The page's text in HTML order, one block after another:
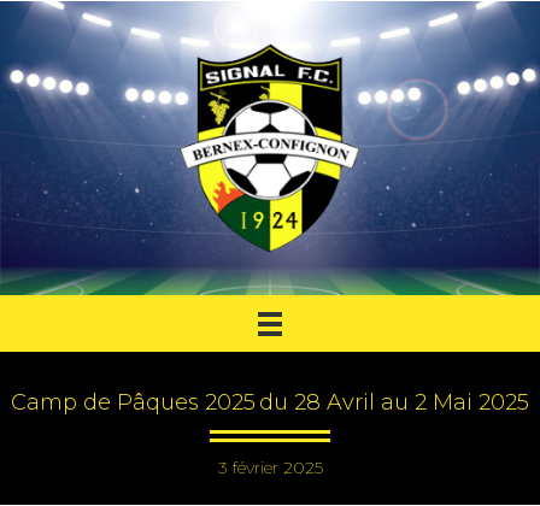
Camp de Pâques 2025 du 28 Avril au 2 Mai 2025
3 février 2025